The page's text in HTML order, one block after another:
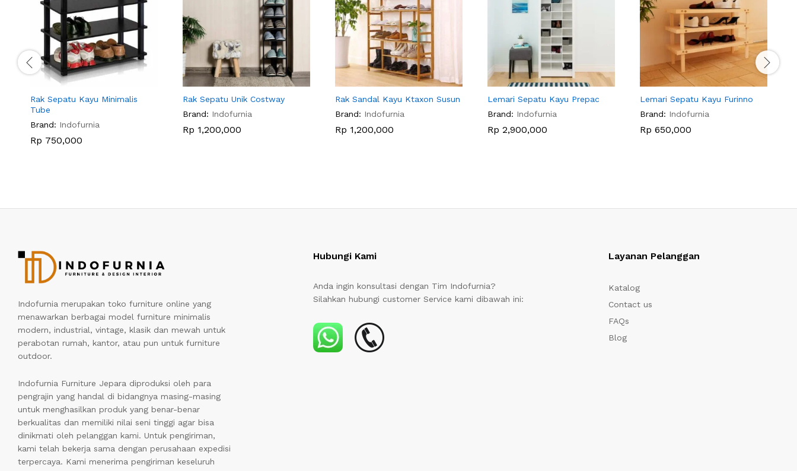
Rak Sepatu Kayu Minimalis
Tube
Brand: Indofurnia
Rp 750,000
Rak Sepatu Unik Costway
Brand: Indofurnia
Rp 1,200,000
Rak Sandal Kayu Ktaxon Susun
Brand: Indofurnia
Rp 1,200,000
Lemari Sepatu Kayu Prepac
Brand: Indofurnia
Rp 2,900,000
Lemari Sepatu Kayu Furinno
Brand: Indofurnia
Rp 650,000
Indofurnia merupakan toko furniture online yang
menawarkan berbagai model furniture minimalis
modern, industrial, vintage, klasik dan mewah untuk
perabotan rumah, kantor, atau pun untuk furniture
outdoor.
Indofurnia Furniture Jepara diproduksi oleh para
pengrajin yang handal di bidangnya masing-masing
untuk menghasilkan produk yang benar-benar
berkualitas dan memiliki nilai seni tinggi agar bisa
dinikmati oleh pelanggan kami. Untuk pengiriman,
kami telah bekerja sama dengan perusahaan expedisi
terpercaya. Kami menerima pengiriman keseluruh
Hubungi Kami
Anda ingin konsultasi dengan Tim Indofurnia?
Silahkan hubungi customer Service kami dibawah ini:
Layanan Pelanggan
Katalog
Contact us
FAQs
Blog